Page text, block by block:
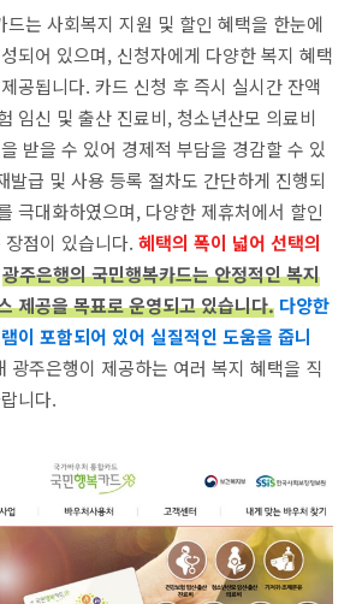
드는 사회복지 지원 및 할인 혜택을 한눈에
되어 있으며, 신청자에게 다양한 복지 혜택
공됩니다. 카드 신청 후 즉시 실시간 잔액
임신 및 출산 진료비, 청소년산모 의료비
받을 수 있어 경제적 부담을 경감할 수 있
발급 및 사용 등록 절차도 간단하게 진행되
극대화하였으며, 다양한 제휴처에서 할인
점이 있습니다. 혜택의 폭이 넓어 선택의
광주은행의 국민행복카드는 안정적인 복지
제공을 목표로 운영되고 있습니다. 다양한
이 포함되어 있어 실질적인 도움을 줍니
광주은행이 제공하는 여러 복지 혜택을 직
니다.